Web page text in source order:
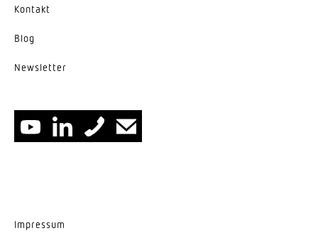
Kontakt
Blog
News­letter
Impressum